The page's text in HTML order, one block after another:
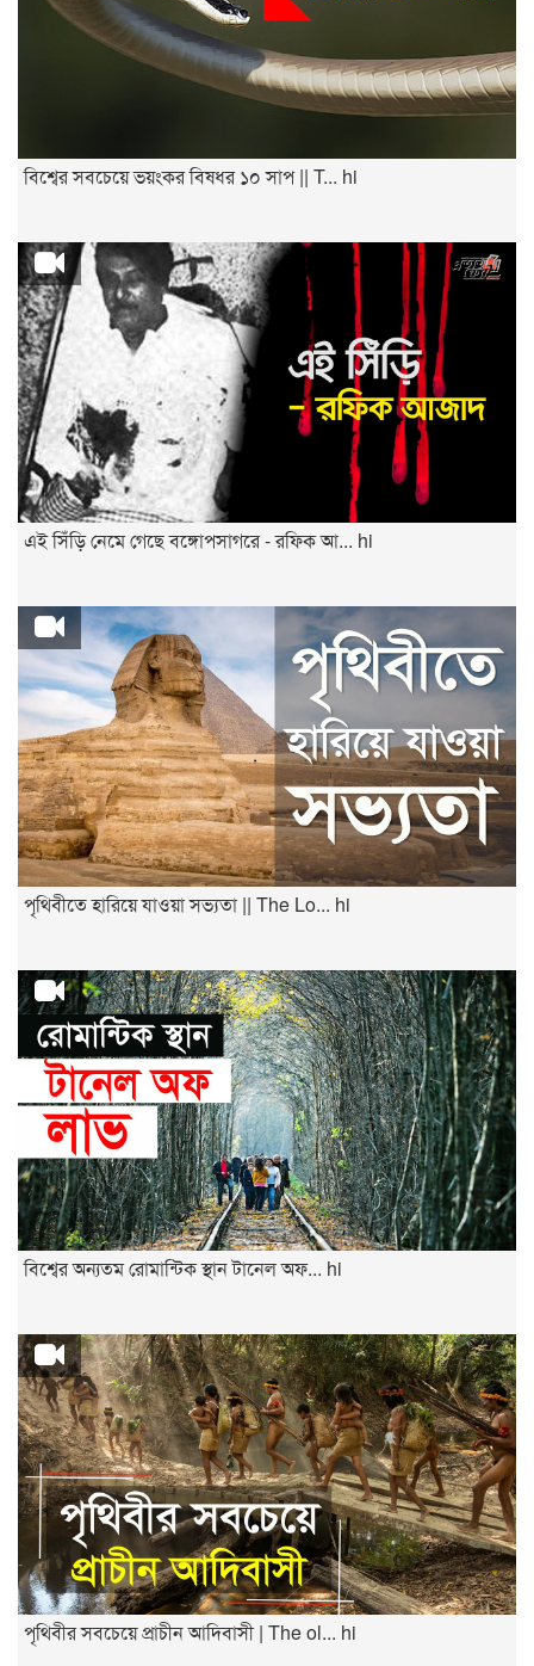
বিশ্বের সবচেয়ে ভয়ংকর বিষধর ১০ সাপ || T... hi
এই সিঁড়ি নেমে গেছে বঙ্গোপসাগরে - রফিক আ... hi
পৃথিবীতে হারিয়ে যাওয়া সভ্যতা || The Lo... hi
বিশ্বের অন্যতম রোমান্টিক স্থান টানেল অফ... hi
পৃথিবীর সবচেয়ে প্রাচীন আদিবাসী | The ol... hi